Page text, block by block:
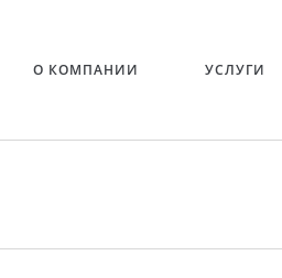
О КОМПАНИИ УСЛУГИ